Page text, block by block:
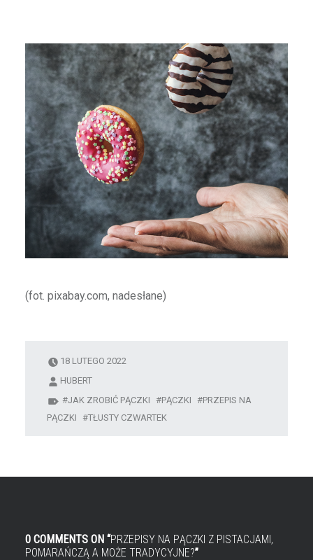
(fot. pixabay.com, nadesłane)
18 LUTEGO 2022
HUBERT
JAK ZROBIĆ PĄCZKI
PĄCZKI
PRZEPIS NA
PĄCZKI
TŁUSTY CZWARTEK
0 COMMENTS ON “PRZEPISY NA PĄCZKI Z PISTACJAMI,
POMARAŃCZĄ A MOŻE TRADYCYJNE?”